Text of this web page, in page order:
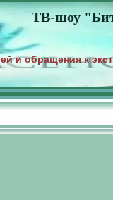
ТВ-шоу
и обращения к